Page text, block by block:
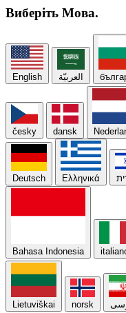
Виберіть Мова.
English العربيّة
česky dansk
Deutsch Ελληνικά
Bahasa Indonesia
Lietuviškai norsk